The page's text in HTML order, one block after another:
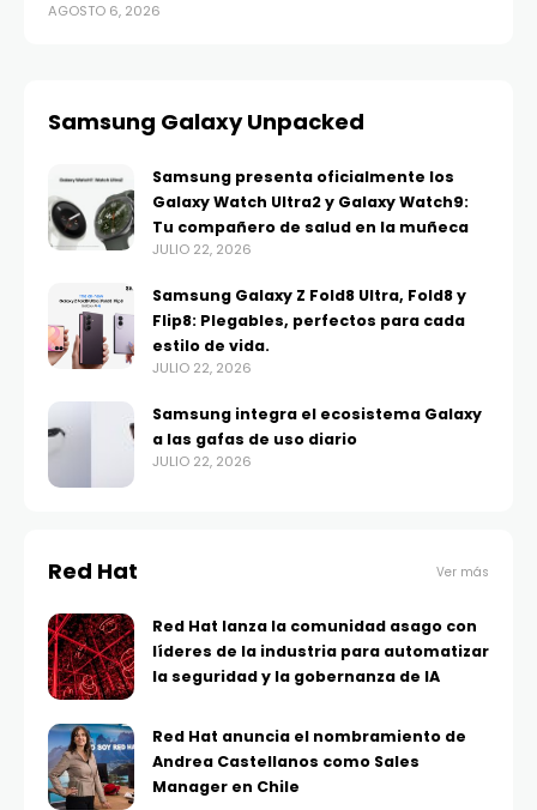
AGOSTO 6, 2026
Samsung Galaxy Unpacked
Samsung presenta oficialmente los
Galaxy Watch Ultra2 y Galaxy Watch9:
Tu compañero de salud en la muñeca
JULIO 22, 2026
Samsung Galaxy Z Fold8 Ultra, Fold8 y
Flip8: Plegables, perfectos para cada
estilo de vida.
JULIO 22, 2026
Samsung integra el ecosistema Galaxy
a las gafas de uso diario
JULIO 22, 2026
Red Hat Ver más
Red Hat lanza la comunidad asago con
líderes de la industria para automatizar
la seguridad y la gobernanza de IA
Red Hat anuncia el nombramiento de
Andrea Castellanos como Sales
Manager en Chile